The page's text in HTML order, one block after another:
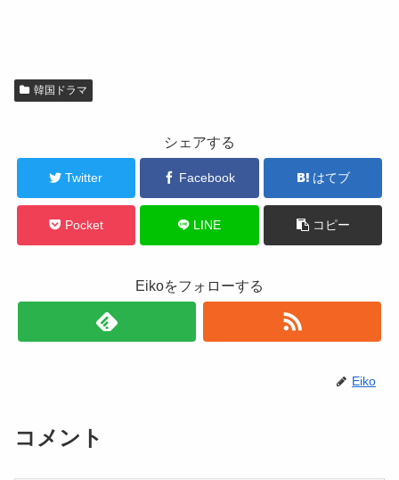
韓国ドラマ
シェアする
Twitter Facebook はてブ
Pocket LINE コピー
Eikoをフォローする
Eiko
コメント